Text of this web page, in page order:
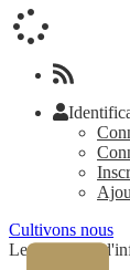
Cultivons nous
Le magazine